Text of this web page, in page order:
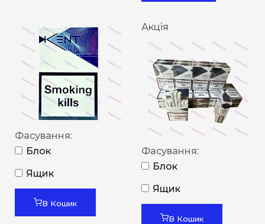
Фасування:
Блок
Ящик
В Кошик
Акція
Фасування:
Блок
Ящик
В Кошик